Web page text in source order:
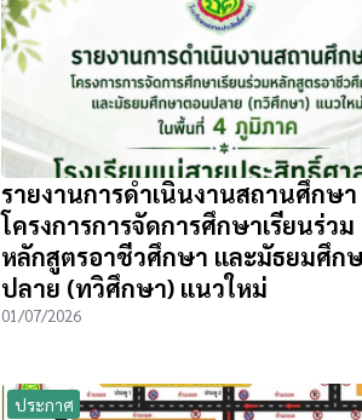
รายงานการดำเนินงานสถานศึกษา
โครงการการจัดการศึกษาเรียนร่วม
หลักสูตรอาชีวศึกษา และมัธยมศึก
ปลาย (ทวิศึกษา) แนวใหม่
01/07/2026
ประกาศ